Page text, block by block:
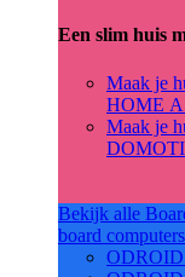
Een slim huis
Maak je
HOME
Maak je
Bekijk alle
board computers